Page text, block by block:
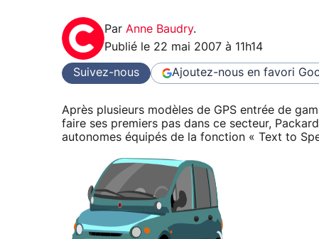
Par Anne Baudry.
Publié le 22 mai 2007 à 11h14
Suivez-nous Ajoutez-nous en favori
Après plusieurs modèles de GPS entrée de
faire ses premiers pas dans ce secteur,
autonomes équipés de la fonction « Text to